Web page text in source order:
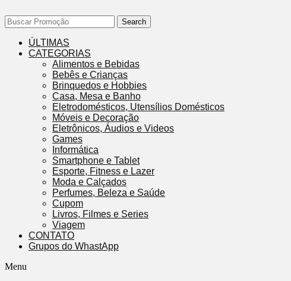
Search
ÚLTIMAS
CATEGORIAS
Alimentos e Bebidas
Bebês e Crianças
Brinquedos e Hobbies
Casa, Mesa e Banho
Eletrodomésticos, Utensílios Domésticos
Móveis e Decoração
Eletrônicos, Áudios e Videos
Games
Informática
Smartphone e Tablet
Esporte, Fitness e Lazer
Moda e Calçados
Perfumes, Beleza e Saúde
Cupom
Livros, Filmes e Series
Viagem
CONTATO
Grupos do WhastApp
Menu